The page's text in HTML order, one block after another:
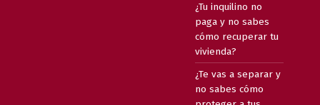
¿Tu inquilino no
paga y no sabes
cómo recuperar tu
vivienda?
¿Te vas a separar y
no sabes cómo